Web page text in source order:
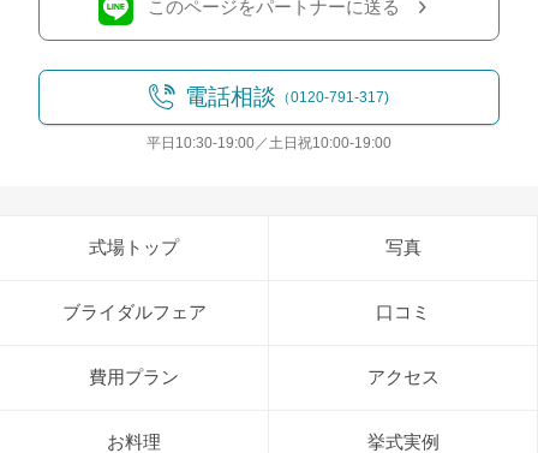
このページをパートナーに送る
電話相談 （0120-791-317)
平日10:30-19:00／土日祝10:00-19:00
式場トップ 写真
ブライダルフェア 口コミ
費用プラン アクセス
お料理 挙式実例